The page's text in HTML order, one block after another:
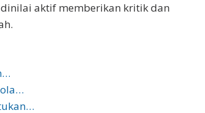
aktif memberikan kritik dan